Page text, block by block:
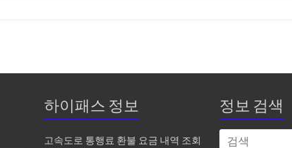
하이패스 정보
고속도로 통행료 환불 요금 내역 조회
정보 검색